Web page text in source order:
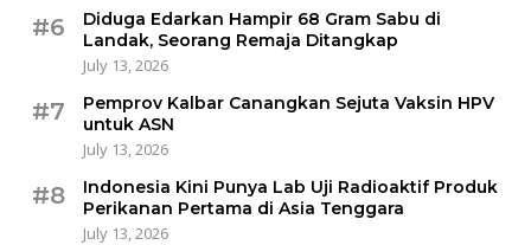
#6
Diduga Edarkan Hampir 68 Gram Sabu di
Landak, Seorang Remaja Ditangkap
July 13, 2026
#7
Pemprov Kalbar Canangkan Sejuta Vaksin HPV
untuk ASN
July 13, 2026
#8
Indonesia Kini Punya Lab Uji Radioaktif Produk
Perikanan Pertama di Asia Tenggara
July 13, 2026